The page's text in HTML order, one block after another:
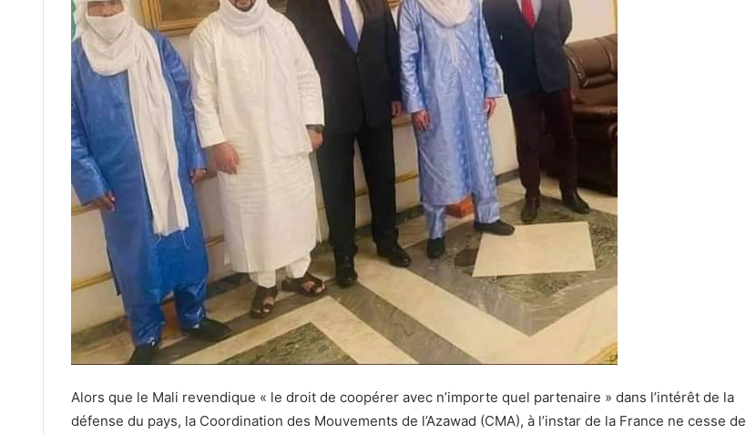
Alors que le Mali revendique « le droit de coopérer avec n’importe quel partenaire » dans l’intérêt de la
défense du pays, la Coordination des Mouvements de l’Azawad (CMA), à l’instar de la France ne cesse de